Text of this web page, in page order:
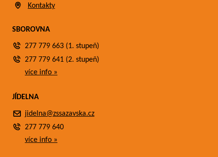
Kontakty
SBOROVNA
277 779 663 (1. stupeň)
277 779 641 (2. stupeň)
více info »
JÍDELNA
jidelna@zssazavska.cz
277 779 640
více info »